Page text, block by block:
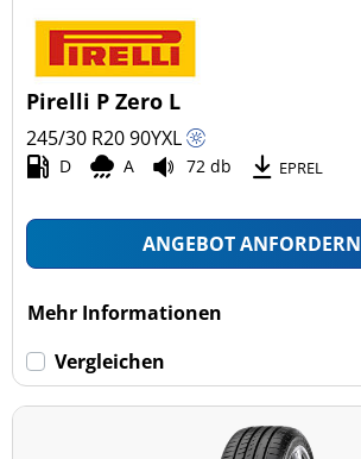
Pirelli P Zero L
245/30 R2090YXL
D A 72 db EPREL
ANGEBOT ANFORDERN
Mehr Informationen
Vergleichen